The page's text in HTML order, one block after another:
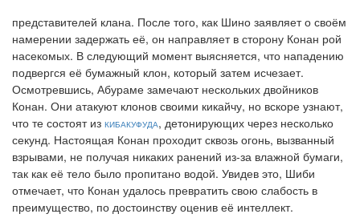
представителей клана. После того, как Шино заявляет о своём
намерении задержать её, он направляет в сторону Конан рой
насекомых. В следующий момент выясняется, что нападению
подвергся её бумажный клон, который затем исчезает.
Осмотревшись, Абураме замечают нескольких двойников
Конан. Они атакуют клонов своими кикайчу, но вскоре узнают,
что те состоят из кибакуфуда, детонирующих через несколько
секунд. Настоящая Конан проходит сквозь огонь, вызванный
взрывами, не получая никаких ранений из-за влажной бумаги,
так как её тело было пропитано водой. Увидев это, Шиби
отмечает, что Конан удалось превратить свою слабость в
преимущество, по достоинству оценив её интеллект.